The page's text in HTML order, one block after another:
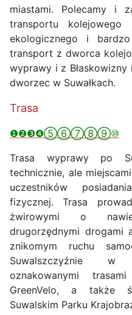
miastami. Polecamy i
transportu kolejowego
ekologicznego i
transport z dworca
wyprawy i z
dworzec w Suwałkach.
Trasa
❶❷❸❹⑤⑥⑦⑧⑨⑩
Trasa wyprawy po
technicznie, ale
uczestników
fizycznej. Trasa
żwirowymi o
drugorzędnymi drogami
znikomym ruchu
Suwalszczyźnie w
oznakowanymi
GreenVelo, a także
Suwalskim Parku